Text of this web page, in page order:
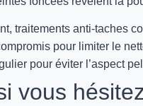
traitements anti-taches
pour limiter le
pour éviter l’aspect
vous